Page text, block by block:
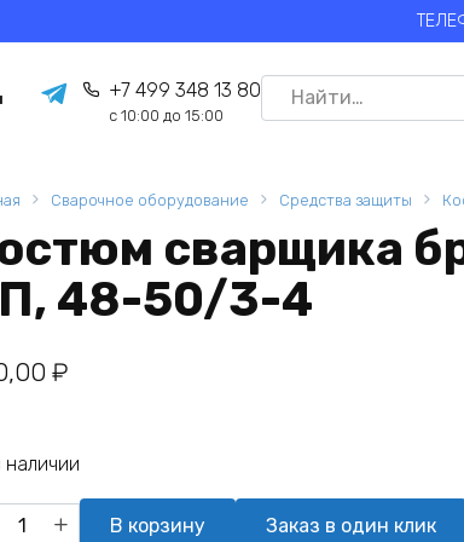
+7 499 348 13 80
с 10:00 до 15:00
Search
for:
Сварочное оборудование Средства защиты
сварщика
48-50/3-4
₽
наличии
В корзину Заказ в один клик